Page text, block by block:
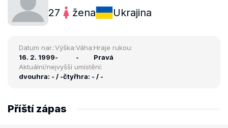
27 žena Ukrajina
Datum nar.:
16. 2. 1999
Výška:
-
Váha:
-
Hraje rukou:
Pravá
Aktuální/nejvyšší umístění:
dvouhra: - / -čtyřhra: - / -
Příští zápas